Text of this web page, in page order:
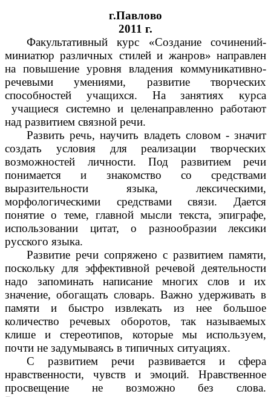
г.Павлово
2011 г.
Факультативный курс «Создание сочинений-
миниатюр различных стилей и жанров» направлен
на повышение уровня владения коммуникативно-
речевыми умениями, развитие творческих
способностей учащихся. На занятиях курса
учащиеся системно и целенаправленно работают
над развитием связной речи.
Развить речь, научить владеть словом - значит
создать условия для реализации творческих
возможностей личности. Под развитием речи
понимается и знакомство со средствами
выразительности языка, лексическими,
морфологическими средствами связи. Дается
понятие о теме, главной мысли текста, эпиграфе,
использовании цитат, о разнообразии лексики
русского языка.
Развитие речи сопряжено с развитием памяти,
поскольку для эффективной речевой деятельности
надо запоминать написание многих слов и их
значение, обогащать словарь. Важно удерживать в
памяти и быстро извлекать из нее большое
количество речевых оборотов, так называемых
клише и стереотипов, которые мы используем,
почти не задумываясь в типичных ситуациях.
С развитием речи развивается и сфера
нравственности, чувств и эмоций. Нравственное
просвещение не возможно без слова.